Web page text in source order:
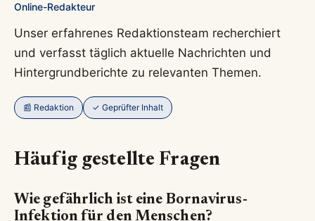
Online-Redakteur
Unser erfahrenes Redaktionsteam recherchiert
und verfasst täglich aktuelle Nachrichten und
Hintergrundberichte zu relevanten Themen.
📰 Redaktion ✓ Geprüfter Inhalt
Häufig gestellte Fragen
Wie gefährlich ist eine Bornavirus-
Infektion für den Menschen?